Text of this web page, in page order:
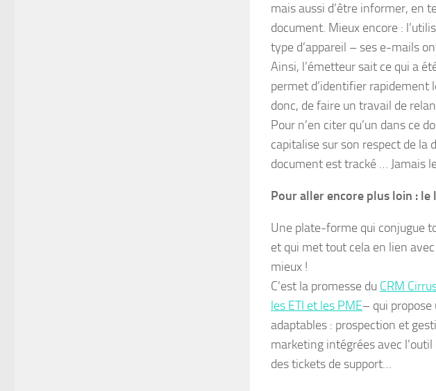
mais aussi d’être informer, en
document. Mieux encore :
type d’appareil – ses e-mails
Ainsi, l’émetteur sait ce qui a
permet d’identifier rapidement
donc, de faire un travail de
Pour n’en citer qu’un dans ce
capitalise sur son respect de la
document est tracké … Jamais
Pour aller encore plus loin : le
Une plate-forme qui conjugue
et qui met tout cela en lien
mieux !
C’est la promesse du CRM
les ETI et les PME– qui
adaptables : prospection et
marketing intégrées avec
des tickets de support…